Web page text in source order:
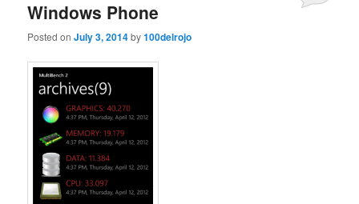
Windows Phone
Posted onJuly 3, 2014by100delrojo